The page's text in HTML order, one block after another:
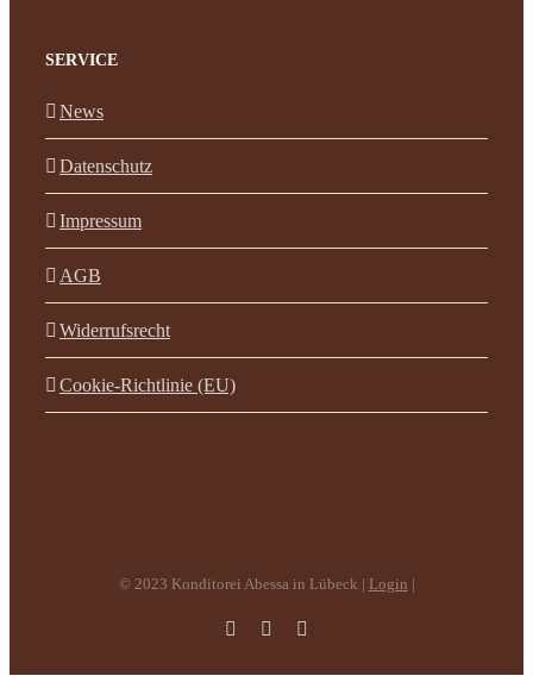
SERVICE
News
Datenschutz
Impressum
AGB
Widerrufsrecht
Cookie-Richtlinie (EU)
© 2023 Konditorei Abessa in Lübeck | Login |
FacebookInstagram